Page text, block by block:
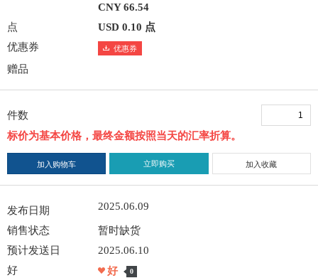
CNY 66.54
点
USD 0.10 点
优惠券
优惠券
赠品
件数
标价为基本价格，最终金额按照当天的汇率折算。
加入购物车 立即购买 加入收藏
发布日期 2025.06.09
销售状态
暂时缺货
预计发送日
2025.06.10
好
好 0